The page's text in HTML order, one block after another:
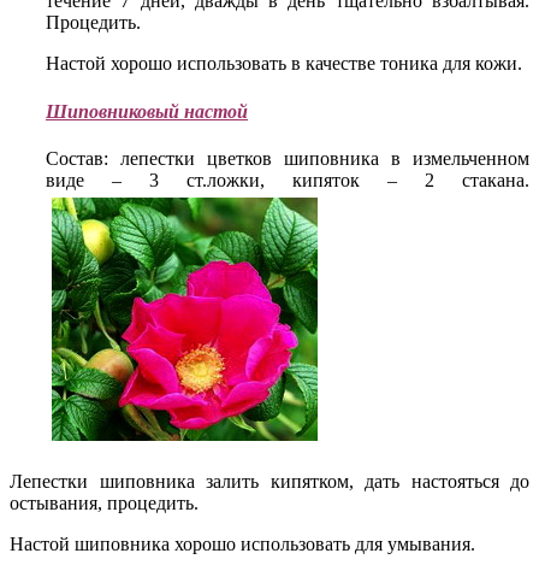
Процедить.
Настой хорошо использовать в качестве тоника для кожи.
Шиповниковый настой
Состав: лепестки цветков шиповника в измельченном
виде – 3 ст.ложки, кипяток – 2 стакана.
Лепестки шиповника залить кипятком, дать настояться до
остывания, процедить.
Настой шиповника хорошо использовать для умывания.